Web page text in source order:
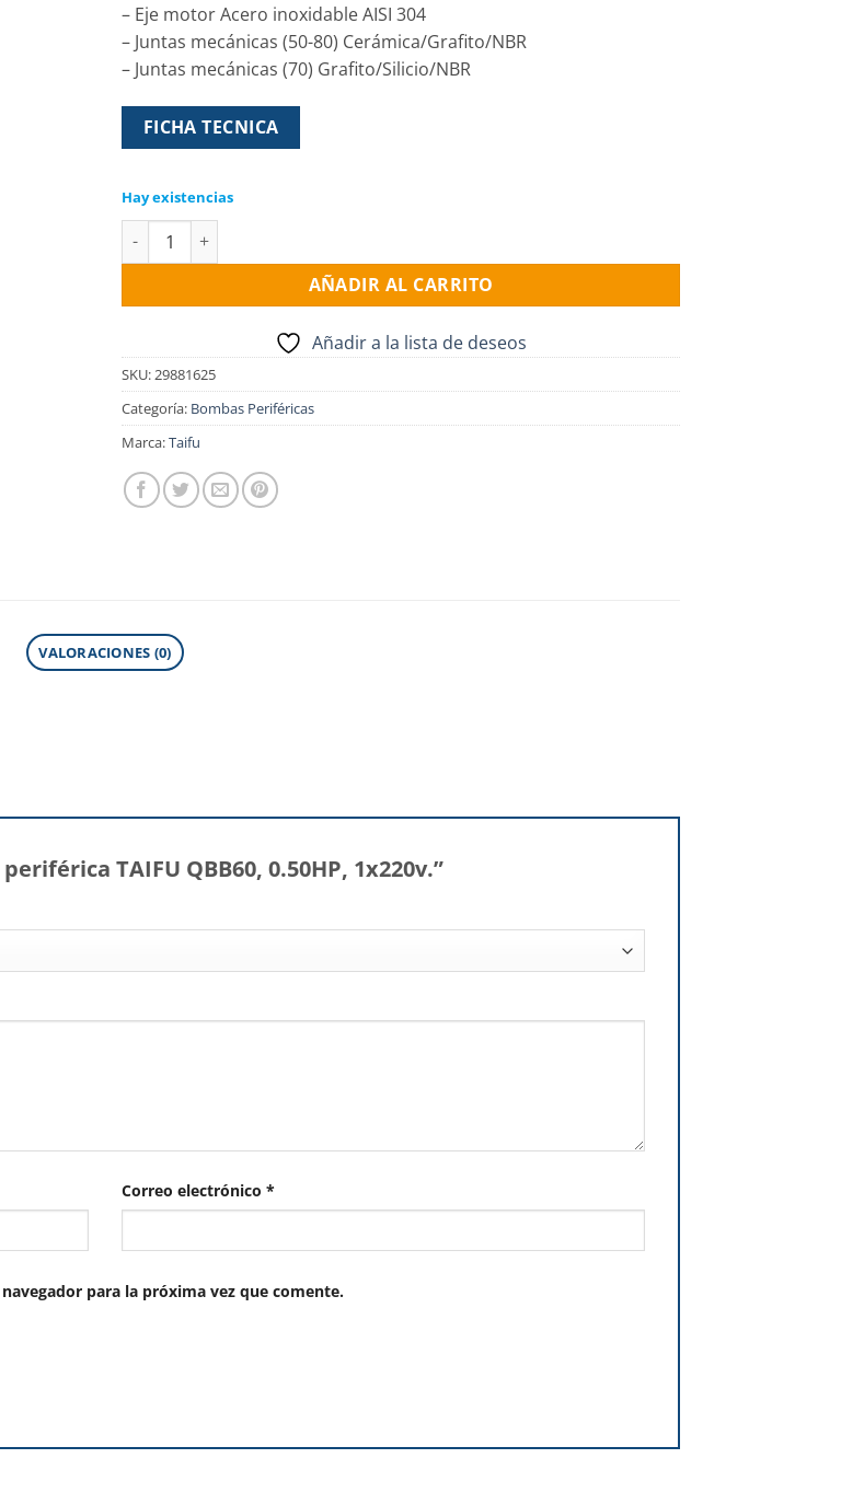
– Eje motor Acero inoxidable AISI 304
– Juntas mecánicas (50-80) Cerámica/Grafito/NBR
– Juntas mecánicas (70) Grafito/Silicio/NBR
FICHA TECNICA
Hay existencias
Electro Bomba periférica TAIFU QBB60, 0.50HP, 1x220v. cantidad
AÑADIR AL CARRITO
Añadir a la lista de deseos
SKU: 29881625
Categoría: Bombas Periféricas
Marca:Taifu
VALORACIONES (0)
TAIFU QBB60, 0.50HP, 1x220v.”
Correo electrónico *
para la próxima vez que comente.